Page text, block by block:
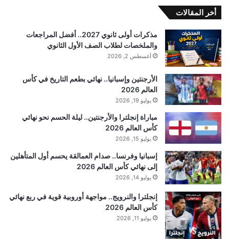
أخر المقالات
مذكرات أولى ثانوي 2027.. أفضل المراجعات
والملخصات لطلاب الصف الأول الثانوي
أغسطس 2, 2026
الأرجنتين وإسبانيا.. نهائي بطعم التاريخ في كأس
العالم 2026
يوليو 19, 2026
مباراة إنجلترا والأرجنتين.. ليلة الحسم نحو نهائي
كأس العالم 2026
يوليو 15, 2026
إسبانيا وفرنسا.. صدام العمالقة يحسم أول المتأهلين
إلى نهائي كأس العالم 2026
يوليو 14, 2026
إنجلترا والنرويج.. مواجهة أوروبية قوية في ربع نهائي
كأس العالم 2026
يوليو 11, 2026